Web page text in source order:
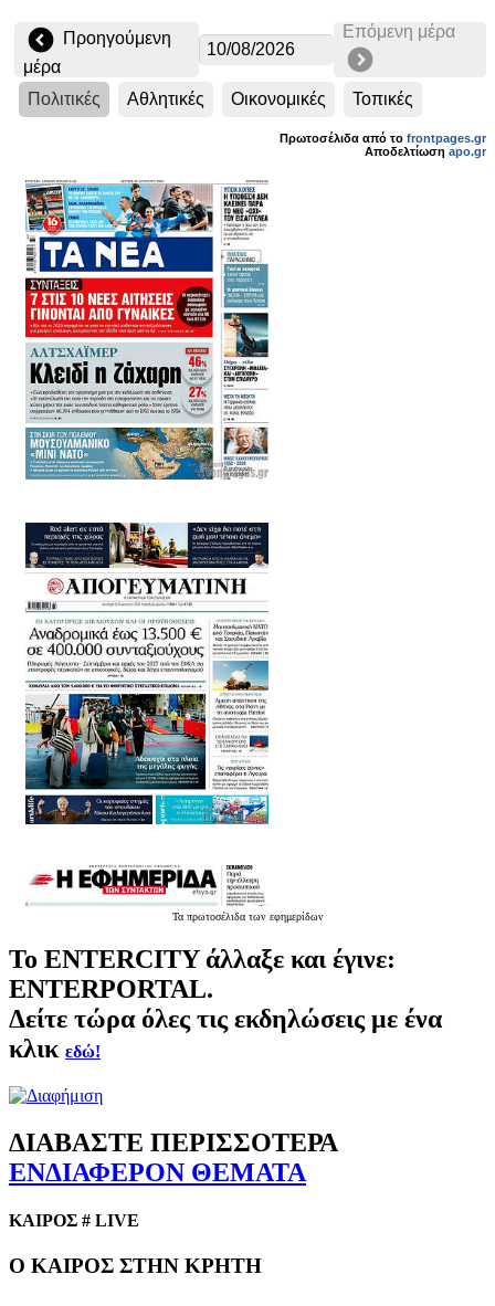
Τα πρωτοσέλιδατων εφημερίδων
Το ENTERCITYάλλαξε και έγινε:
ENTERPORTAL.
Δείτε τώρα όλες τις εκδηλώσεις με ένα
κλικ εδώ!
ΔΙΑΒΑΣΤΕ ΠΕΡΙΣΣΟΤΕΡΑ
ΕΝΔΙΑΦΕΡΟΝ ΘΕΜΑΤΑ
ΚΑΙΡΟΣ # LIVE
Ο ΚΑΙΡΟΣ ΣΤΗΝ ΚΡΗΤΗ